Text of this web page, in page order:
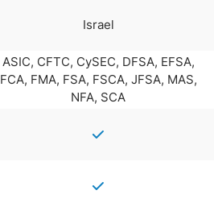
Israel
ASIC, CFTC, CySEC, DFSA, EFSA,
FCA, FMA, FSA, FSCA, JFSA, MAS,
NFA, SCA